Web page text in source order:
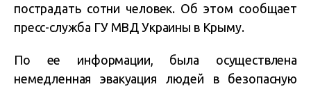
пострадать сотни человек. Об этом сообщает
пресс-служба ГУ МВД Украины в Крыму.
По ее информации, была осуществлена
немедленная эвакуация людей в безопасную